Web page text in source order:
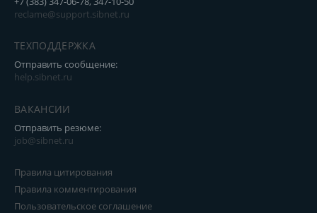
reclame@support.sibnet.ru
ТЕХПОДДЕРЖКА
Отправить сообщение:
help.sibnet.ru
ВАКАНСИИ
Отправить резюме:
job@sibnet.ru
Правила цитирования
Правила комментирования
Пользовательское соглашение